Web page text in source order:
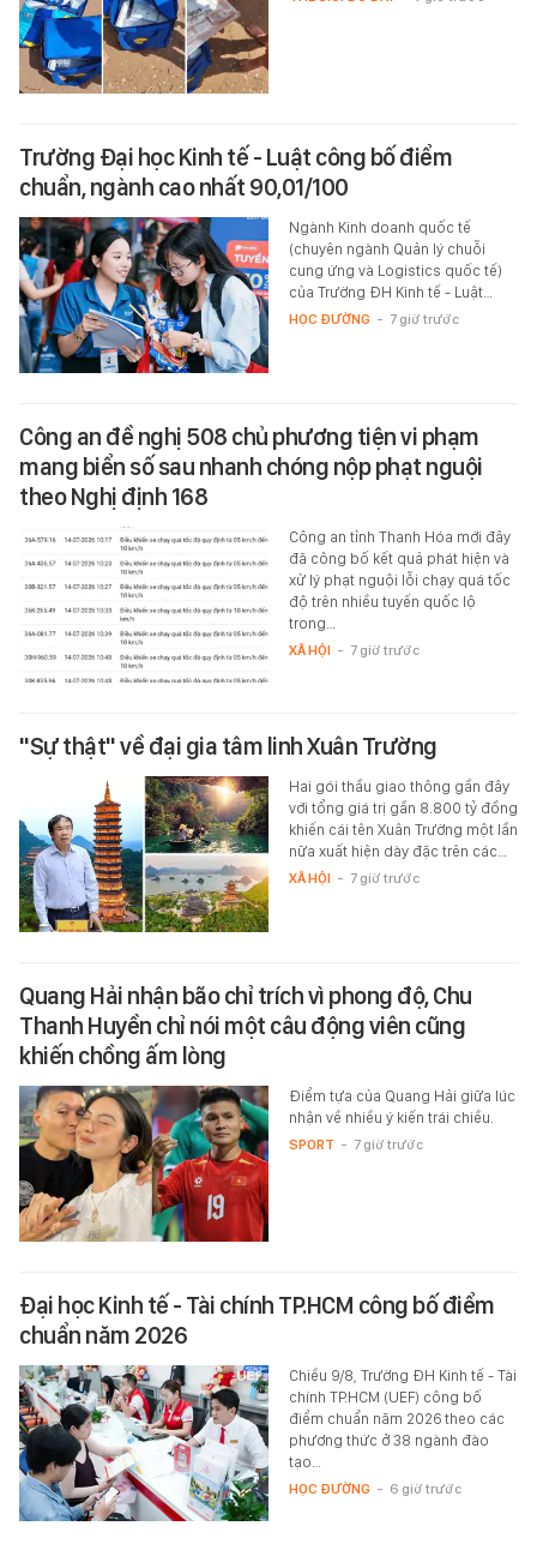
Trường Đại học Kinh tế - Luật công bố điểm
chuẩn, ngành cao nhất 90,01/100
Ngành Kinh doanh quốc tế
(chuyên ngành Quản lý chuỗi
cung ứng và Logistics quốc tế)
của Trường ĐH Kinh tế - Luật…
HỌC ĐƯỜNG - 7 giờ trước
Công an đề nghị 508 chủ phương tiện vi phạm
mang biển số sau nhanh chóng nộp phạt nguội
theo Nghị định 168
Công an tỉnh Thanh Hóa mới đây
đã công bố kết quả phát hiện và
xử lý phạt nguội lỗi chạy quá tốc
độ trên nhiều tuyến quốc lộ
trong…
XÃ HỘI - 7 giờ trước
"Sự thật" về đại gia tâm linh Xuân Trường
Hai gói thầu giao thông gần đây
với tổng giá trị gần 8.800 tỷ đồng
khiến cái tên Xuân Trường một lần
nữa xuất hiện dày đặc trên các…
XÃ HỘI - 7 giờ trước
Quang Hải nhận bão chỉ trích vì phong độ, Chu
Thanh Huyền chỉ nói một câu động viên cũng
khiến chồng ấm lòng
Điểm tựa của Quang Hải giữa lúc
nhận về nhiều ý kiến trái chiều.
SPORT - 7 giờ trước
Đại học Kinh tế - Tài chính TP.HCM công bố điểm
chuẩn năm 2026
Chiều 9/8, Trường ĐH Kinh tế - Tài
chính TP.HCM (UEF) công bố
điểm chuẩn năm 2026 theo các
phương thức ở 38 ngành đào
tạo…
HỌC ĐƯỜNG - 6 giờ trước